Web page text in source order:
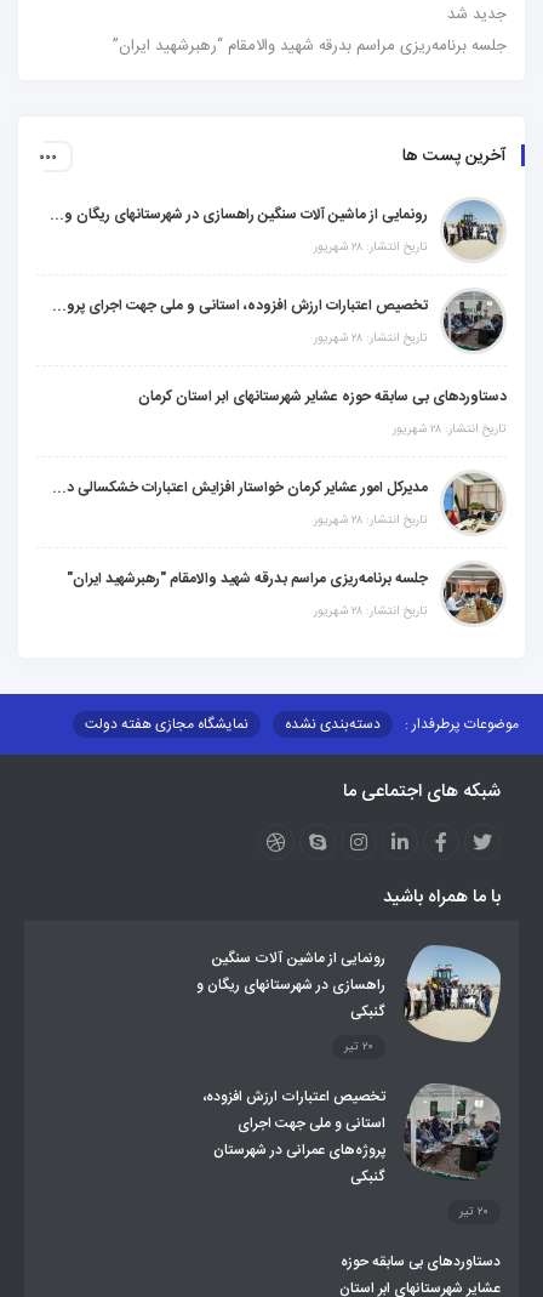
جدید شد
جلسه برنامه‌ریزی مراسم بدرقه شهید والامقام “رهبرشهید ایران”
آخرین پست ها
رونمایی از ماشین آلات سنگین راهسازی در شهرستانهای ریگان و گنبکی
تاریخ انتشار: ۲۸ شهریور
تخصیص اعتبارات ارزش افزوده، استانی و ملی جهت اجرای پروژه‌های عمرانی در شهرستان گنبکی
تاریخ انتشار: ۲۸ شهریور
دستاوردهای بی سابقه حوزه عشایر شهرستانهای ابر استان کرمان
تاریخ انتشار: ۲۸ شهریور
مدیرکل امور عشایر کرمان خواستار افزایش اعتبارات خشکسالی در سال جدید شد
تاریخ انتشار: ۲۸ شهریور
جلسه برنامه‌ریزی مراسم بدرقه شهید والامقام "رهبرشهید ایران"
تاریخ انتشار: ۲۸ شهریور
موضوعات پرطرفدار : دسته‌بندی نشده
نمایشگاه مجازی هفته دولت
مزایدات و مناقصات
محتوای کانون توسعه
عملکردها
عشایر استان
طرح و برنامه
روند ساماندهی عشایر داوطلب اسکان
تشکیلات اداری
شبکه های اجتماعی ما
با ما همراه باشید
رونمایی از ماشین آلات سنگین
راهسازی در شهرستانهای ریگان و
گنبکی
۲۰ تیر
تخصیص اعتبارات ارزش افزوده،
استانی و ملی جهت اجرای
پروژه‌های عمرانی در شهرستان
گنبکی
۲۰ تیر
دستاوردهای بی سابقه حوزه
عشایر شهرستانهای ابر استان